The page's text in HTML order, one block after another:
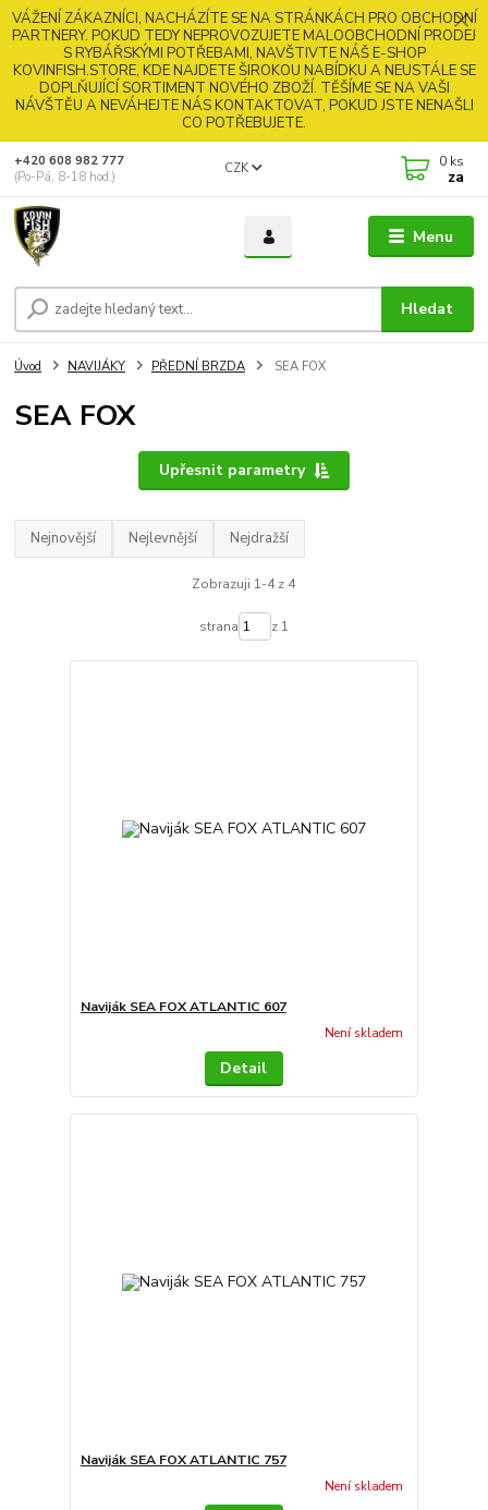
VÁŽENÍ ZÁKAZNÍCI, NACHÁZÍTE SE NA STRÁNKÁCH PRO OBCHODNÍ
PARTNERY. POKUD TEDY NEPROVOZUJETE MALOOBCHODNÍ PRODEJ
S RYBÁŘSKÝMI POTŘEBAMI, NAVŠTIVTE NÁŠ E-SHOP
KOVINFISH.STORE, KDE NAJDETE ŠIROKOU NABÍDKU A NEUSTÁLE SE
DOPLŇUJÍCÍ SORTIMENT NOVÉHO ZBOŽÍ. TĚŠÍME SE NA VAŠI
NÁVŠTĚU A NEVÁHEJTE NÁS KONTAKTOVAT, POKUD JSTE NENAŠLI
CO POTŘEBUJETE.
Menu
CZK
Hledat
+420 608 982 777
(Po-Pá, 8-18 hod.)
0 ks
za
Úvod NAVIJÁKY PŘEDNÍ BRZDA SEA FOX
SEA FOX
Upřesnit parametry
Nejnovější Nejlevnější Nejdražší
Zobrazuji 1-4 z 4
strana z 1
Naviják SEA FOX ATLANTIC 607
Není skladem
Detail
Naviják SEA FOX ATLANTIC 757
Není skladem